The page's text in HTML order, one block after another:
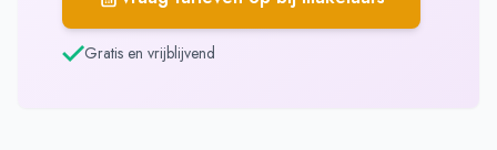
Gratis en vrijblijvend